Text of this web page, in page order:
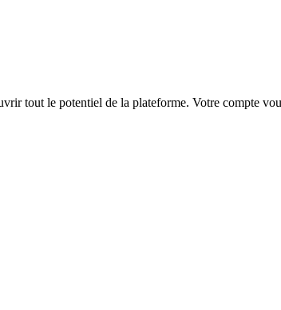
tout le potentiel de la plateforme. Votre compte